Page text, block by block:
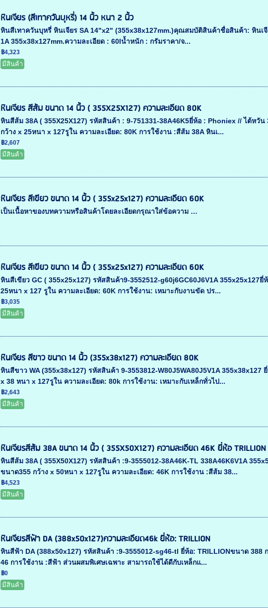
หินเจียร (สีเทาควันบุหรี่) 14 นิ้ว หนา 2 นิ้ว
หินสีเทาควันบุหรี่ หินเจียร SA 14"x2" (355x38x127mm.)คุณสมบัติสินค้าชื่อสินค้า: หินเ
1A 355x38x127mm.ความละเอียด : 60Iน้ำหนัก : กรัมราคา/จ...
฿4,323
มีสินค้า
หินเจียร สีส้ม ขนาด 14 นิ้ว ( 355X25X127) ความละเอียด 80K
หินสีส้ม 38A ( 355X25X127) รหัสสินค้า : 9-751331-38A46K5ยี่ห้อ : Phoniex // ไต้หวัน
กว้าง x 25หนา x 127รูใน ความละเอียด: 80K การใช้งาน :สีส้ม 38A หินเ...
฿2,607
มีสินค้า
หินเจียร สีเขียว ขนาด 14 นิ้ว ( 355x25x127) ความละเอียด 60K
เป็นเนื้อหาของบทความหรือสินค้าโดยละเอียดกรุณาใส่ข้อความ …
หินเจียร สีเขียว ขนาด 14 นิ้ว ( 355x25x127) ความละเอียด 60K
หินสีเขียว GC ( 355x25x127) รหัสสินค้า9-3552512-g60j6GC60J6V1A 355x25x127
25หนา x 127 รูใน ความละเอียด: 60K การใช้งาน: เหมาะกับงานขัด ปร...
฿3,035
มีสินค้า
หินเจียร สีขาว ขนาด 14 นิ้ว (355x38x127) ความละเอียด 80K
หินสีขาว WA (355x38x127) รหัสสินค้า 9-3553812-W80J5WA80J5V1A
x 38 หนา x 127รูใน ความละเอียด: 80k การใช้งาน: เหมาะกับเหล็กทั่วไป...
฿2,643
มีสินค้า
หินเจียรสีส้ม 38A ขนาด 14 นิ้ว ( 355X50X127) ความละเอียด 46K ยี่ห้อ TRILLION
หินสีส้ม 38A ( 355X50X127) รหัสสินค้า :9-3555012-38A46K-TL 338A46K6V1A
ขนาด355 กว้าง x 50หนา x 127รูใน ความละเอียด: 46K การใช้งาน :สีส้ม 38...
฿4,523
มีสินค้า
หินเจียรสีฟ้า DA (388x50x127)ความละเอียด46k ยี่ห้อ: TRILLION
หินสีฟ้า DA (388x50x127) รหัสสินค้า :9-3555012-sg46-tl ยี่ห้อ: TRILLIONขนาด 388
46 การใช้งาน :สีฟ้า ส่วนผสมพิเศษเฉพาะ สามารถใช้ได้ดีกับเหล็กแ...
฿0
มีสินค้า